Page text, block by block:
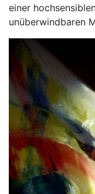
einer
unüberwindbaren